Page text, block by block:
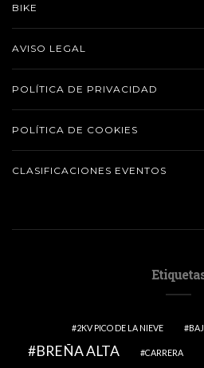
BIKE
AVISO LEGAL
POLÍTICA DE PRIVACIDAD
POLÍTICA DE COOKIES
CLASIFICACIONES EVENTOS
2KV PICO DE LA NIEVE
BREÑA ALTA CARRERA